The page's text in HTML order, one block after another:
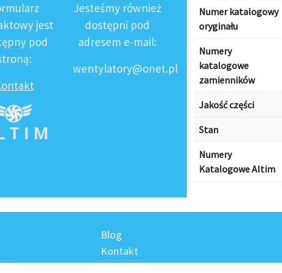
jest
pod
Jesteśmy również
dostępni pod
adresem e-mail:
wentylatory@onet.pl
Numer katalogowy
oryginału
Numery
katalogowe
zamienników
Jakość części
Stan
Numery
Katalogowe Altim
Blog
Kontakt
Regulamin sklepu